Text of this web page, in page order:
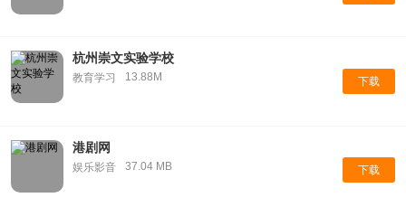
杭州崇文实验学校
教育学习 13.88M 下载
港剧网
娱乐影音 37.04 MB 下载